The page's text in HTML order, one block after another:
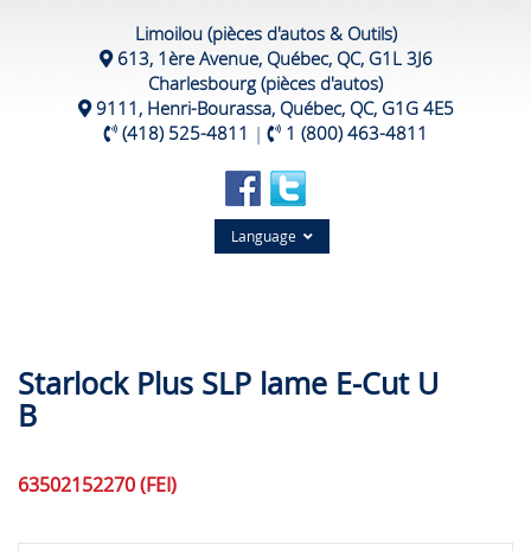
Limoilou (pièces d'autos & Outils)
613, 1ère Avenue, Québec, QC, G1L 3J6
Charlesbourg (pièces d'autos)
9111, Henri-Bourassa, Québec, QC, G1G 4E5
(418) 525-4811 | 1 (800) 463-4811
Language
Starlock Plus SLP lame E-Cut U
B
63502152270 (FEI)